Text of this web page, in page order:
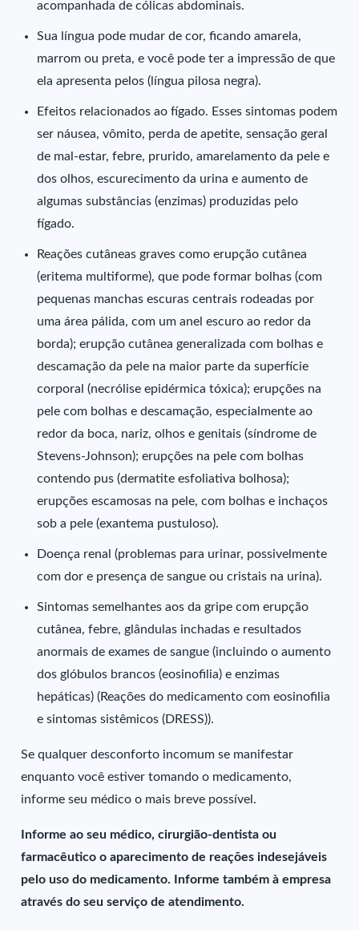
acompanhada de cólicas abdominais.
Sua língua pode mudar de cor, ficando amarela,
marrom ou preta, e você pode ter a impressão de que
ela apresenta pelos (língua pilosa negra).
Efeitos relacionados ao fígado. Esses sintomas podem
ser náusea, vômito, perda de apetite, sensação geral
de mal-estar, febre, prurido, amarelamento da pele e
dos olhos, escurecimento da urina e aumento de
algumas substâncias (enzimas) produzidas pelo
fígado.
Reações cutâneas graves como erupção cutânea
(eritema multiforme), que pode formar bolhas (com
pequenas manchas escuras centrais rodeadas por
uma área pálida, com um anel escuro ao redor da
borda); erupção cutânea generalizada com bolhas e
descamação da pele na maior parte da superfície
corporal (necrólise epidérmica tóxica); erupções na
pele com bolhas e descamação, especialmente ao
redor da boca, nariz, olhos e genitais (síndrome de
Stevens-Johnson); erupções na pele com bolhas
contendo pus (dermatite esfoliativa bolhosa);
erupções escamosas na pele, com bolhas e inchaços
sob a pele (exantema pustuloso).
Doença renal (problemas para urinar, possivelmente
com dor e presença de sangue ou cristais na urina).
Sintomas semelhantes aos da gripe com erupção
cutânea, febre, glândulas inchadas e resultados
anormais de exames de sangue (incluindo o aumento
dos glóbulos brancos (eosinofilia) e enzimas
hepáticas) (Reações do medicamento com eosinofilia
e sintomas sistêmicos (DRESS)).
Se qualquer desconforto incomum se manifestar
enquanto você estiver tomando o medicamento,
informe seu médico o mais breve possível.
Informe ao seu médico, cirurgião-dentista ou
farmacêutico o aparecimento de reações indesejáveis
pelo uso do medicamento. Informe também à empresa
através do seu serviço de atendimento.